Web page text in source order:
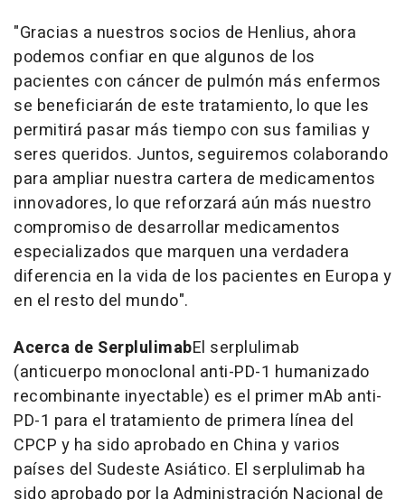
"Gracias a nuestros socios de Henlius, ahora
podemos confiar en que algunos de los
pacientes con cáncer de pulmón más enfermos
se beneficiarán de este tratamiento, lo que les
permitirá pasar más tiempo con sus familias y
seres queridos. Juntos, seguiremos colaborando
para ampliar nuestra cartera de medicamentos
innovadores, lo que reforzará aún más nuestro
compromiso de desarrollar medicamentos
especializados que marquen una verdadera
diferencia en la vida de los pacientes en Europa y
en el resto del mundo".
Acerca de SerplulimabEl serplulimab
(anticuerpo monoclonal anti-PD-1 humanizado
recombinante inyectable) es el primer mAb anti-
PD-1 para el tratamiento de primera línea del
CPCP y ha sido aprobado en China y varios
países del Sudeste Asiático. El serplulimab ha
sido aprobado por la Administración Nacional de